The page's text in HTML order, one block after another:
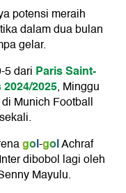
potensi meraih
dalam dua bulan
gelar.
5 dari Paris Saint-
2025, Minggu
Munich Football
gol-golAchraf
Inter dibobol lagi oleh
Mayulu.